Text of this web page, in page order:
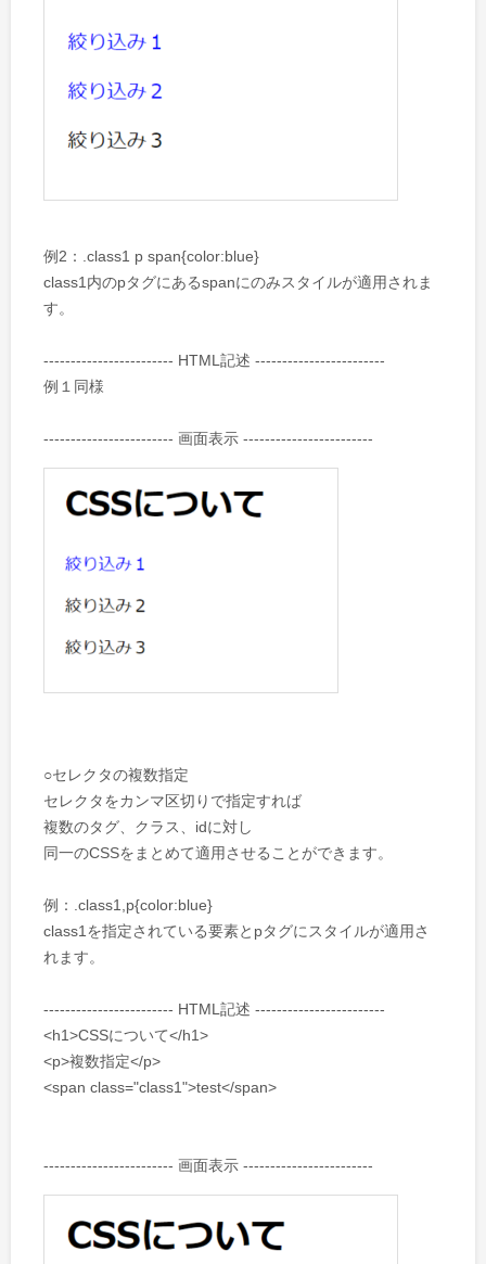
例2：.class1 p span{color:blue}
class1内のpタグにあるspanにのみスタイルが適用されま
す。
------------------------ HTML記述 ------------------------
例１同様
------------------------ 画面表示 ------------------------
○セレクタの複数指定
セレクタをカンマ区切りで指定すれば
複数のタグ、クラス、idに対し
同一のCSSをまとめて適用させることができます。
例：.class1,p{color:blue}
class1を指定されている要素とpタグにスタイルが適用さ
れます。
------------------------ HTML記述 ------------------------
<h1>CSSについて</h1>
<p>複数指定</p>
<span class="class1">test</span>
------------------------ 画面表示 ------------------------